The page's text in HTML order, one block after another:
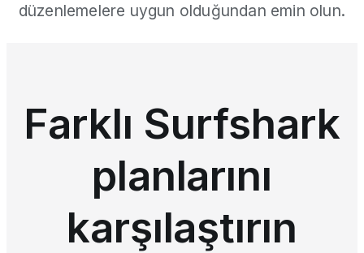
düzenlemelere uygun olduğundan emin olun.
Farklı Surfshark
planlarını
karşılaştırın